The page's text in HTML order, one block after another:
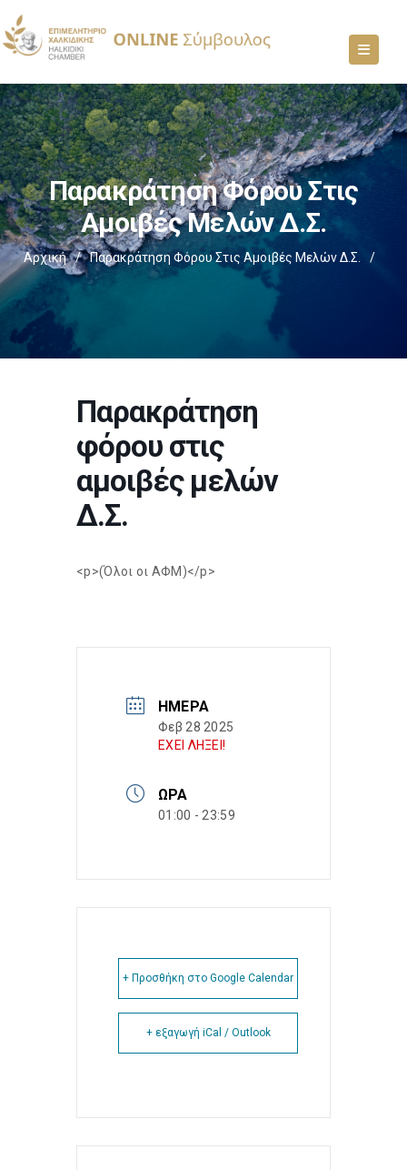
Παρακράτηση Φόρου Στις
Αμοιβές Μελών Δ.Σ.
Αρχική / Παρακράτηση Φόρου Στις Αμοιβές Μελών Δ.Σ. /
Παρακράτηση
φόρου στις
αμοιβές μελών
Δ.Σ.
<p>(Όλοι οι ΑΦΜ)</p>
ΗΜΈΡΑ
Φεβ 28 2025
ΕΧΕΙ ΛΗΞΕΙ!
ΏΡΑ
01:00 - 23:59
+ Προσθήκη στο Google Calendar
+ εξαγωγή iCal / Outlook